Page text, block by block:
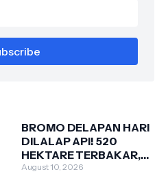
BROMO DELAPAN HARI
DILALAP API! 520
HEKTARE TERBAKAR,
PUNCAK 30 KEMBALI
August 10, 2026